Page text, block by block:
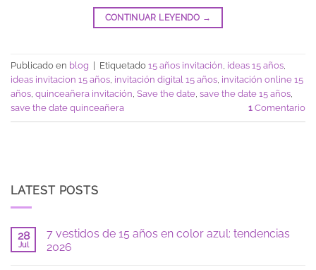
CONTINUAR LEYENDO →
Publicado en blog Etiquetado 15 años invitación ideas 15 años
ideas invitacion 15 años invitación digital 15 años invitación online 15
años quinceañera invitación Save the date save the date 15 años
save the date quinceañera
1 Comentario
LATEST POSTS
28
Jul
7 vestidos de 15 años en color azul: tendencias
2026